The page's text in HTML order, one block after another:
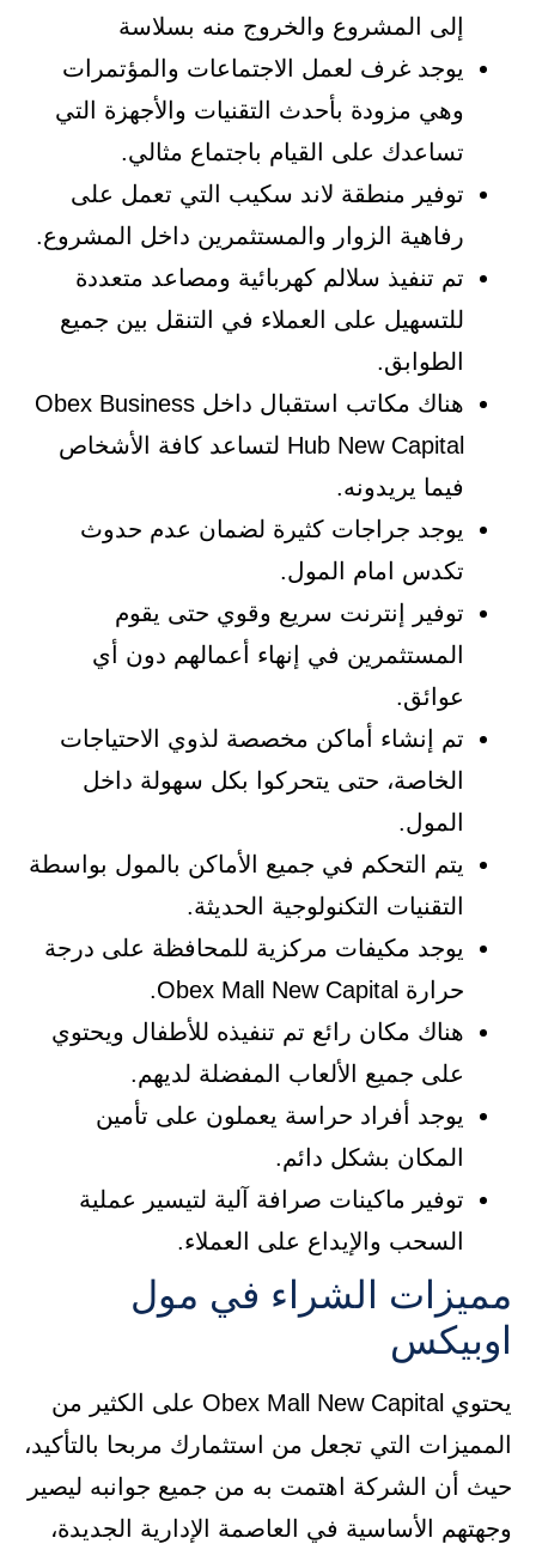
إلى المشروع والخروج منه بسلاسة
يوجد غرف لعمل الاجتماعات والمؤتمرات
وهي مزودة بأحدث التقنيات والأجهزة التي
تساعدك على القيام باجتماع مثالي.
توفير منطقة لاند سكيب التي تعمل على
رفاهية الزوار والمستثمرين داخل المشروع.
تم تنفيذ سلالم كهربائية ومصاعد متعددة
للتسهيل على العملاء في التنقل بين جميع
الطوابق.
هناك مكاتب استقبال داخل Obex Business
Hub New Capital لتساعد كافة الأشخاص
فيما يريدونه.
يوجد جراجات كثيرة لضمان عدم حدوث
تكدس امام المول.
توفير إنترنت سريع وقوي حتى يقوم
المستثمرين في إنهاء أعمالهم دون أي
عوائق.
تم إنشاء أماكن مخصصة لذوي الاحتياجات
الخاصة، حتى يتحركوا بكل سهولة داخل
المول.
يتم التحكم في جميع الأماكن بالمول بواسطة
التقنيات التكنولوجية الحديثة.
يوجد مكيفات مركزية للمحافظة على درجة
حرارة Obex Mall New Capital.
هناك مكان رائع تم تنفيذه للأطفال ويحتوي
على جميع الألعاب المفضلة لديهم.
يوجد أفراد حراسة يعملون على تأمين
المكان بشكل دائم.
توفير ماكينات صرافة آلية لتيسير عملية
السحب والإيداع على العملاء.
مميزات الشراء في مول
اوبيكس
يحتوي Obex Mall New Capital على الكثير من
المميزات التي تجعل من استثمارك مربحا بالتأكيد،
حيث أن الشركة اهتمت به من جميع جوانبه ليصير
وجهتهم الأساسية في العاصمة الإدارية الجديدة،